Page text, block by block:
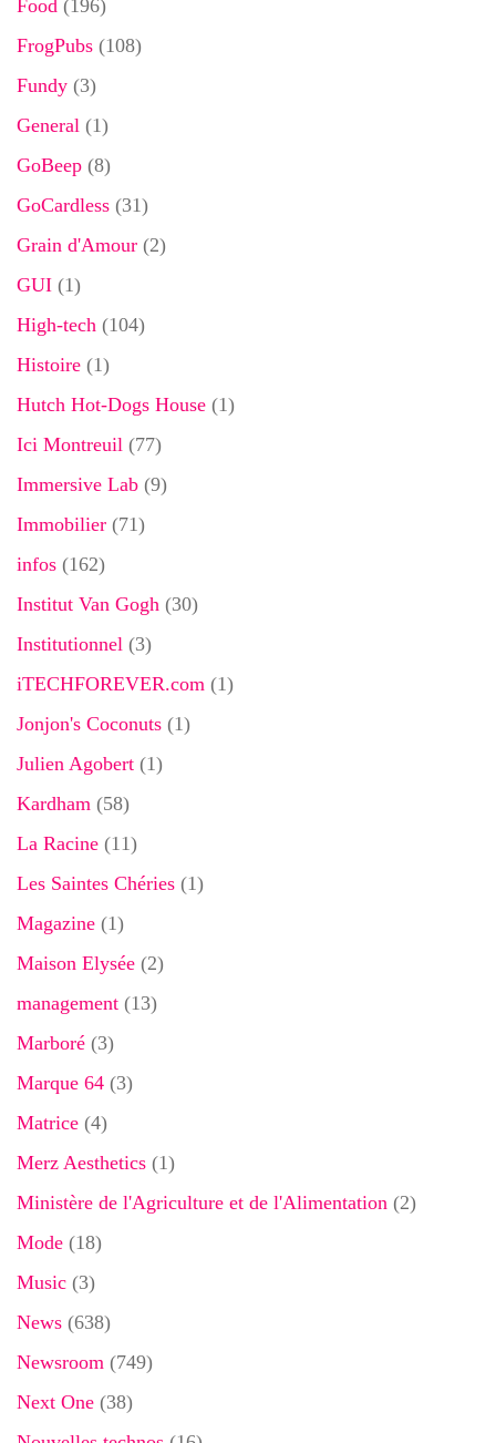
Food (196)
FrogPubs (108)
Fundy (3)
General (1)
GoBeep (8)
GoCardless (31)
Grain d'Amour (2)
GUI (1)
High-tech (104)
Histoire (1)
Hutch Hot-Dogs House (1)
Ici Montreuil (77)
Immersive Lab (9)
Immobilier (71)
infos (162)
Institut Van Gogh (30)
Institutionnel (3)
iTECHFOREVER.com (1)
Jonjon's Coconuts (1)
Julien Agobert (1)
Kardham (58)
La Racine (11)
Les Saintes Chéries (1)
Magazine (1)
Maison Elysée (2)
management (13)
Marboré (3)
Marque 64 (3)
Matrice (4)
Merz Aesthetics (1)
Ministère de l'Agriculture et de l'Alimentation (2)
Mode (18)
Music (3)
News (638)
Newsroom (749)
Next One (38)